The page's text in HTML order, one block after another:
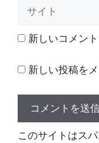
ト 新しいコメン
新しい投稿を
このサイトはス